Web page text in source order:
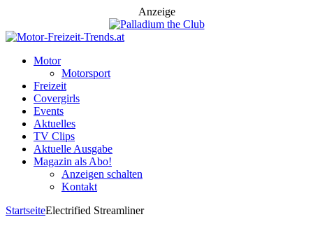
Anzeige
Motor
Motorsport
Freizeit
Covergirls
Events
Aktuelles
TV Clips
Aktuelle Ausgabe
Magazin als Abo!
Anzeigen schalten
Kontakt
StartseiteElectrified Streamliner